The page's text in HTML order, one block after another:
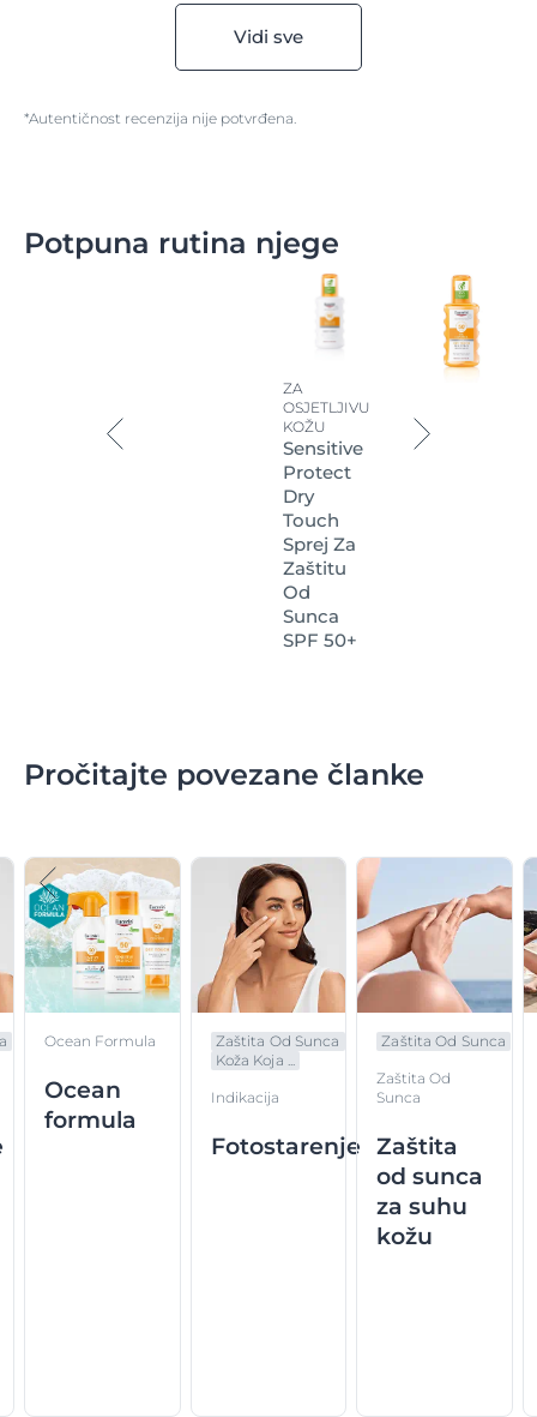
Vidi sve
*Autentičnost recenzija nije potvrđena.
Potpuna rutina njege
ZA
OSJETLJIVU
KOŽU
Sensitive
Protect
Dry
Touch
Sprej Za
Zaštitu
Od
Sunca
SPF 50+
Pročitajte povezane članke
Ocean Formula
Ocean
formula
Zaštita Od Sunca
Koža Koja ...
Indikacija
Fotostarenje
Zaštita Od Sunca
Zaštita Od
Sunca
Zaštita
od sunca
za suhu
kožu